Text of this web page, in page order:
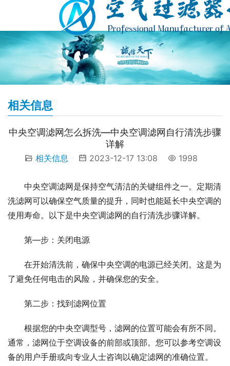
相关信息
中央空调滤网怎么拆洗—中央空调滤网自行清洗步骤
详解
相关信息 2023-12-17 13:08 1998
中央空调滤网是保持空气清洁的关键组件之一。定期清
洗滤网可以确保空气质量的提升，同时也能延长中央空调的
使用寿命。以下是中央空调滤网的自行清洗步骤详解。
第—步：关闭电源
在开始清洗前，确保中央空调的电源已经关闭。这是为
了避免任何电击的风险，并确保您的安全。
第二步：找到滤网位置
根据您的中央空调型号，滤网的位置可能会有所不同。
通常，滤网位于空调设备的前部或顶部。您可以参考空调设
备的用户手册或向专业人士咨询以确定滤网的准确位置。